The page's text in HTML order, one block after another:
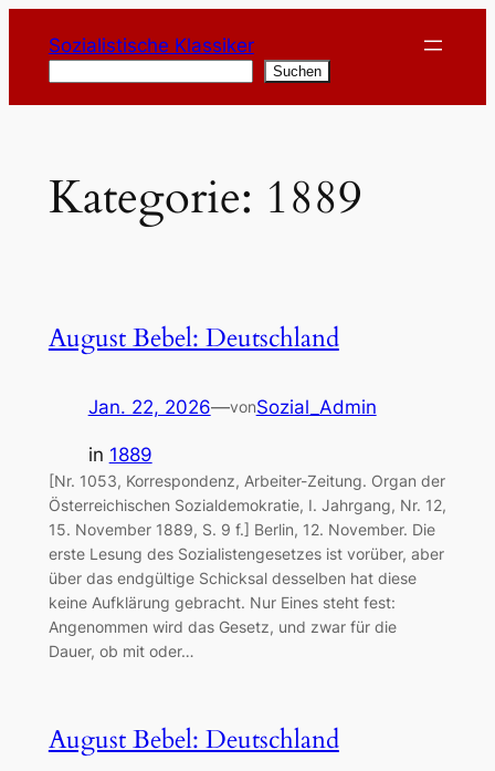
Inhalt
springen
Sozialistische Klassiker
Suchen
Kategorie: 1889
August Bebel: Deutschland
Jan. 22, 2026—vonSozial_Admin
in 1889
[Nr. 1053, Korrespondenz, Arbeiter-Zeitung. Organ der
Österreichischen Sozialdemokratie, I. Jahrgang, Nr. 12,
15. November 1889, S. 9 f.] Berlin, 12. November. Die
erste Lesung des Sozialistengesetzes ist vorüber, aber
über das endgültige Schicksal desselben hat diese
keine Aufklärung gebracht. Nur Eines steht fest:
Angenommen wird das Gesetz, und zwar für die
Dauer, ob mit oder…
August Bebel: Deutschland